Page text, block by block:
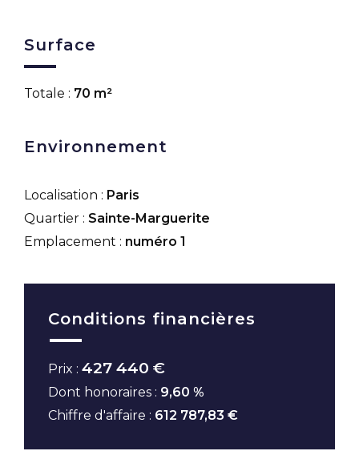
Surface
Totale : 70 m²
Environnement
Localisation : Paris
Quartier : Sainte-Marguerite
Emplacement : numéro 1
Conditions financières
Prix : 427 440 €
Dont honoraires : 9,60 %
Chiffre d'affaire : 612 787,83 €